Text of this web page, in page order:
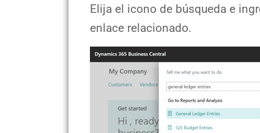
Elija el icono de búsqueda e
enlace relacionado.